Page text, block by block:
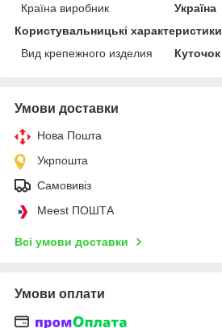
Країна виробник
Україна
Користувальницькі характеристики
Вид крепежного изделия
Куточок
Умови доставки
Нова Пошта
Укрпошта
Самовивіз
Meest ПОШТА
Всі умови доставки
Умови оплати